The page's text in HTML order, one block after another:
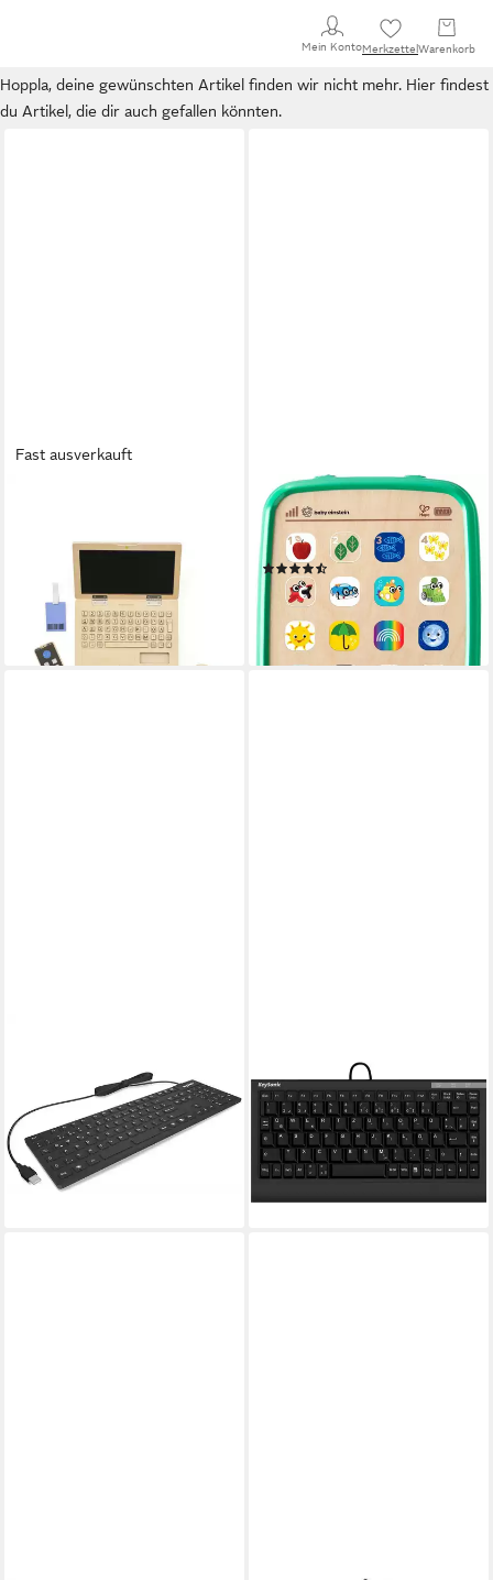
Mein KontoMerkzettel Warenkorb
Hoppla, deine gewünschten Artikel finden wir nicht mehr. Hier findest
du Artikel, die dir auch gefallen könnten.
Fast ausverkauft
35,95 €
lieferbar - in 2-3 Werktagen bei dir
BABY EINSTEIN
Lerntablet Baby Einstein,
Lerntablet
(21)
ab 22,30 € UVP29,99 €
-26%
lieferbar - in 3-4 Werktagen bei dir
(Qwertz Layout, Deutsches
Layout, wasserdicht,
staubgeschützt, schwarz)
117,00 €
lieferbar - in 4-5 Werktagen bei dir
ACK-595C+ (US)
Kabelgebunden Tastatur US-
Englisch, QWERTY Schwarz
Tastatur (PS2-Anschluss)
55,14 €
lieferbar - in 9-11 Werktagen bei
dir